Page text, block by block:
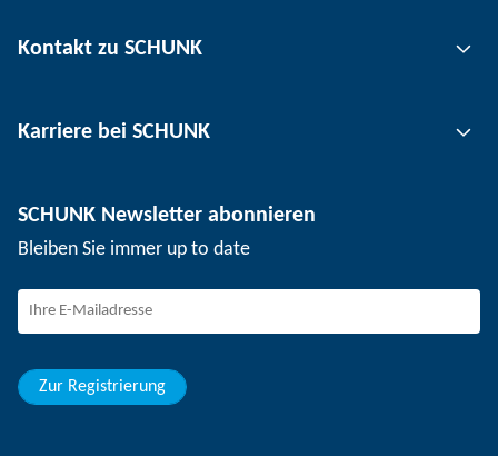
Automatisierungstechnik
Werkstückspanntechnik
Kontakt zu SCHUNK
Standorte
Veranstaltungen
SCHUNK - Hinweisgebersystem
Karriere bei SCHUNK
Arbeiten bei SCHUNK
Berufserfahrene
Studierende
SCHUNK Newsletter abonnieren
Bleiben Sie immer up to date
Zur Registrierung